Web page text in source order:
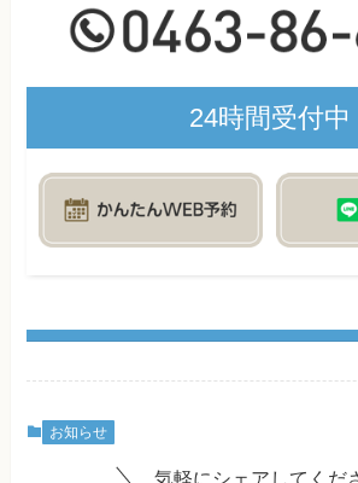
24時間受付中
お知らせ
気軽にシェアしてくだ